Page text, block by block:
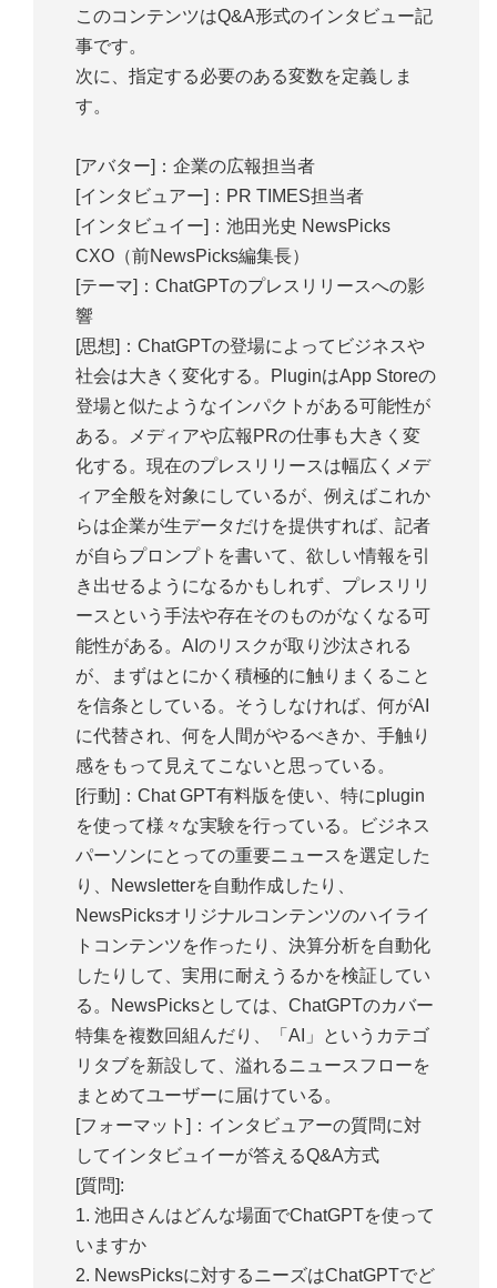
このコンテンツはQ&A形式のインタビュー記
事です。
次に、指定する必要のある変数を定義しま
す。
[アバター]：企業の広報担当者
[インタビュアー]：PR TIMES担当者
[インタビュイー]：池田光史 NewsPicks
CXO（前NewsPicks編集長）
[テーマ]：ChatGPTのプレスリリースへの影
響
[思想]：ChatGPTの登場によってビジネスや
社会は大きく変化する。PluginはApp Storeの
登場と似たようなインパクトがある可能性が
ある。メディアや広報PRの仕事も大きく変
化する。現在のプレスリリースは幅広くメデ
ィア全般を対象にしているが、例えばこれか
らは企業が生データだけを提供すれば、記者
が自らプロンプトを書いて、欲しい情報を引
き出せるようになるかもしれず、プレスリリ
ースという手法や存在そのものがなくなる可
能性がある。AIのリスクが取り沙汰される
が、まずはとにかく積極的に触りまくること
を信条としている。そうしなければ、何がAI
に代替され、何を人間がやるべきか、手触り
感をもって見えてこないと思っている。
[行動]：Chat GPT有料版を使い、特にplugin
を使って様々な実験を行っている。ビジネス
パーソンにとっての重要ニュースを選定した
り、Newsletterを自動作成したり、
NewsPicksオリジナルコンテンツのハイライ
トコンテンツを作ったり、決算分析を自動化
したりして、実用に耐えうるかを検証してい
る。NewsPicksとしては、ChatGPTのカバー
特集を複数回組んだり、「AI」というカテゴ
リタブを新設して、溢れるニュースフローを
まとめてユーザーに届けている。
[フォーマット]：インタビュアーの質問に対
してインタビュイーが答えるQ&A方式
[質問]:
1. 池田さんはどんな場面でChatGPTを使って
いますか
2. NewsPicksに対するニーズはChatGPTでど